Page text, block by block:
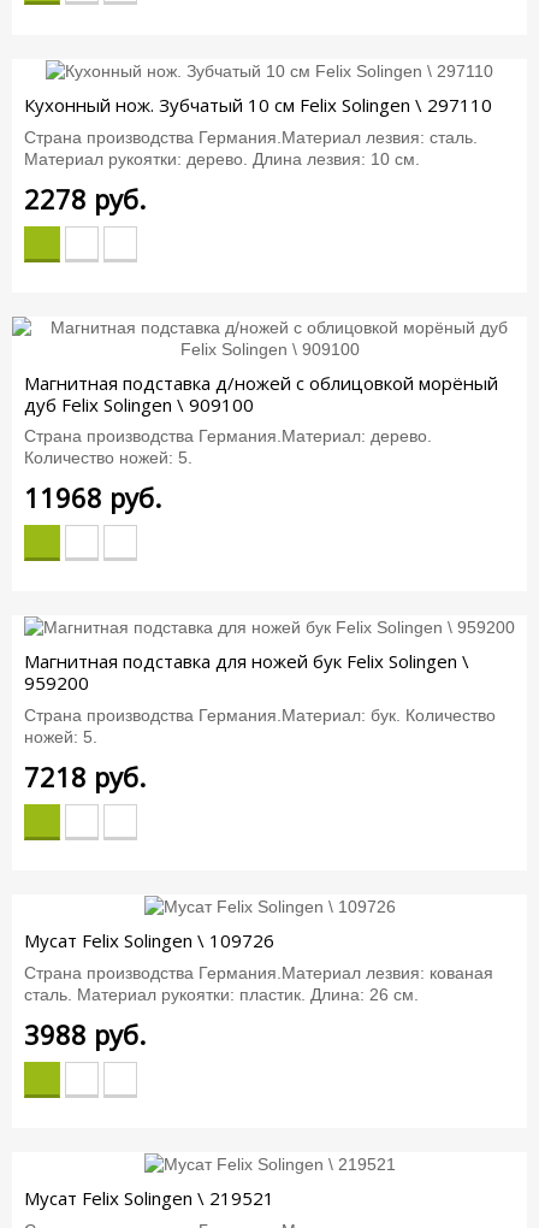
Кухонный нож. Зубчатый 10 см Felix Solingen \ 297110
Страна производства Германия.Материал лезвия: сталь.
Материал рукоятки: дерево. Длина лезвия: 10 см.
2278 руб.
Магнитная подставка д/ножей с облицовкой морёный
дуб Felix Solingen \ 909100
Страна производства Германия.Материал: дерево.
Количество ножей: 5.
11968 руб.
Магнитная подставка для ножей бук Felix Solingen \
959200
Страна производства Германия.Материал: бук. Количество
ножей: 5.
7218 руб.
Мусат Felix Solingen \ 109726
Страна производства Германия.Материал лезвия: кованая
сталь. Материал рукоятки: пластик. Длина: 26 см.
3988 руб.
Мусат Felix Solingen \ 219521